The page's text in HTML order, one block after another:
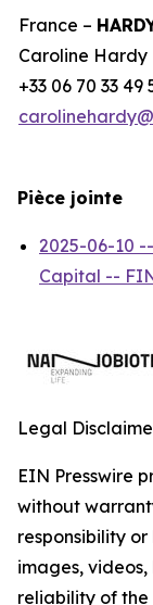
France –
Caroline Hardy
+33 06 70 33 49
Pièce jointe
2025-06-10
Capital --
Legal
EIN Presswire
without
responsibility
images,
reliability of the